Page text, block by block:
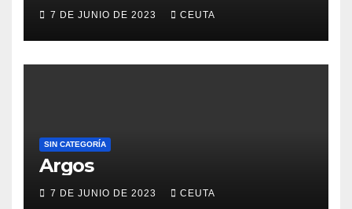
7 DE JUNIO DE 2023 CEUTA
SIN CATEGORÍA
Argos
7 DE JUNIO DE 2023 CEUTA